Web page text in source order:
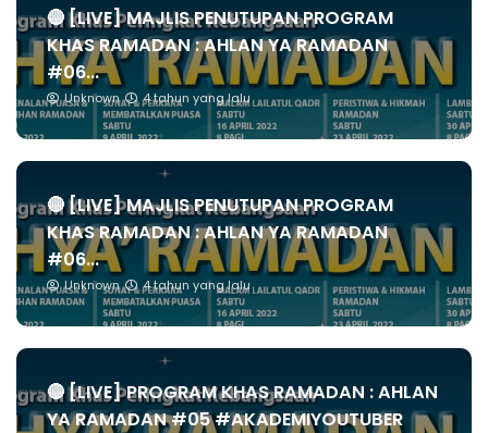
🔴 [LIVE] MAJLIS PENUTUPAN PROGRAM
KHAS RAMADAN : AHLAN YA RAMADAN
#06...
Unknown 4 tahun yang lalu
🔴 [LIVE] MAJLIS PENUTUPAN PROGRAM
KHAS RAMADAN : AHLAN YA RAMADAN
#06...
Unknown 4 tahun yang lalu
🔴 [LIVE] PROGRAM KHAS RAMADAN : AHLAN
YA RAMADAN #05 #AKADEMIYOUTUBER